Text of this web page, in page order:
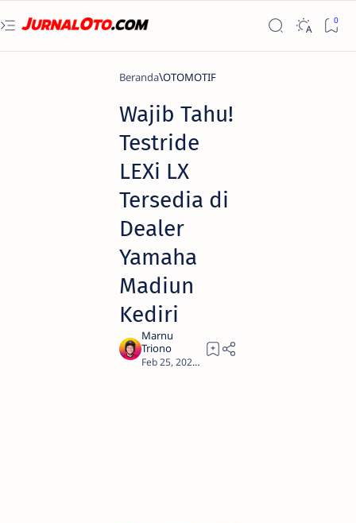
Beranda OTOMOTIF
Wajib Tahu!
Testride
LEXi LX
Tersedia di
Dealer
Yamaha
Madiun
Kediri